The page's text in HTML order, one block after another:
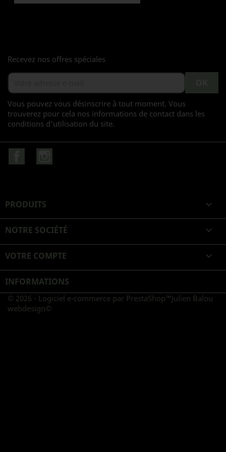
Recevez nos offres spéciales
Vous pouvez vous désinscrire à tout moment. Vous
trouverez pour cela nos informations de contact dans les
conditions d'utilisation du site.
PRODUITS 
NOTRE SOCIÉTÉ 
VOTRE COMPTE 
INFORMATIONS
© 2026 - Logiciel e-commerce par PrestaShop™Julien Balou
webdesign©